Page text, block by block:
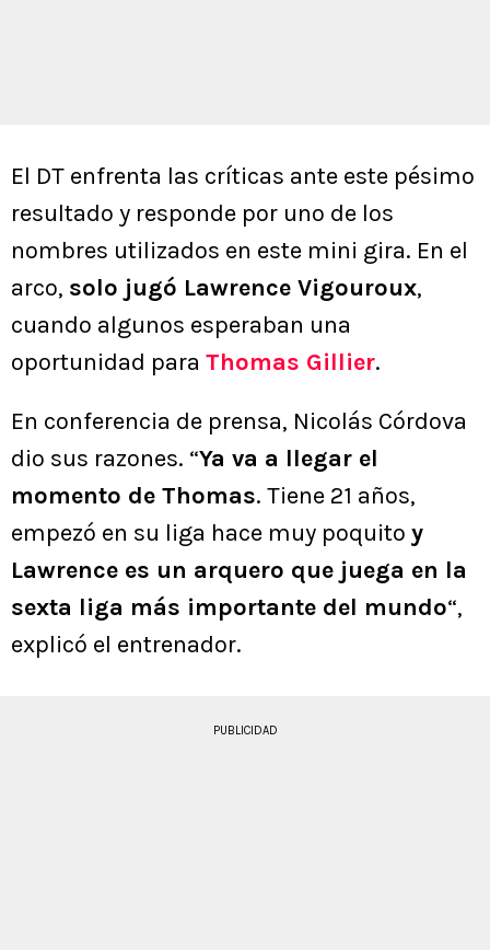
El DT enfrenta las críticas ante este pésimo
resultado y responde por uno de los
nombres utilizados en este mini gira. En el
arco, solo jugó Lawrence Vigouroux,
cuando algunos esperaban una
oportunidad para Thomas Gillier.
En conferencia de prensa, Nicolás Córdova
dio sus razones. “Ya va a llegar el
momento de Thomas. Tiene 21 años,
empezó en su liga hace muy poquito y
Lawrence es un arquero que juega en la
sexta liga más importante del mundo“,
explicó el entrenador.
PUBLICIDAD